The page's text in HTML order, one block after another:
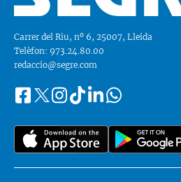
Carrer del Riu, nº 6, 25007, Lleida
Telèfon: 973.24.80.00
redaccio@segre.com
Segueix-
a::
FacebookInstagram
TiktokLinkedinWhatsapp